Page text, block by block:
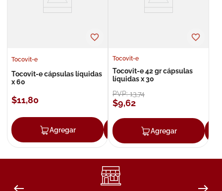
Tocovit-e
Tocovit-e cápsulas líquidas
x 60
$11,80
Agregar Agregar
Tocovit-e
Tocovit-e 42 gr cápsulas
líquidas x 30
PVP:13,74
$9,62
Agregar
nivea